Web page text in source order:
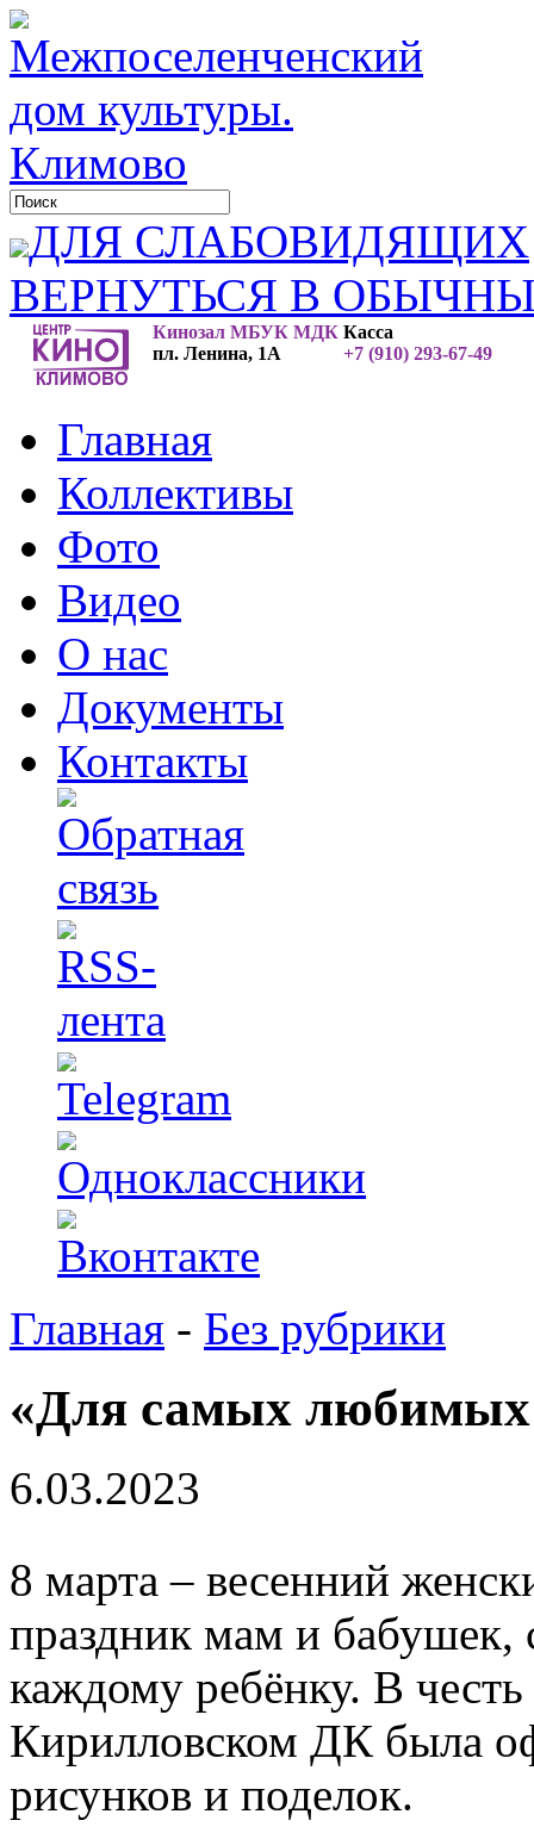
ДЛЯ СЛАБОВИДЯЩИХ
ВЕРНУТЬСЯ В
Кинозал МБУК МДК
пл. Ленина, 1А
Касса
+7 (910) 293-67-49
Главная
Коллективы
Фото
Видео
О нас
Документы
Контакты
Главная - Без рубрики
«Для самых
6.03.2023
8 марта – весенний
праздник мам и
каждому ребёнку. В честь
Кирилловском ДК была
рисунков и поделок.